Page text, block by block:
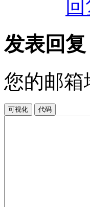
回
发表回复
您的邮
可视化 代码